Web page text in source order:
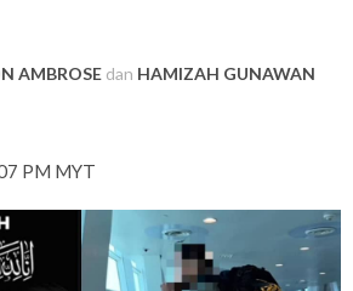
AMBROSE dan HAMIZAH GUNAWAN
PM MYT